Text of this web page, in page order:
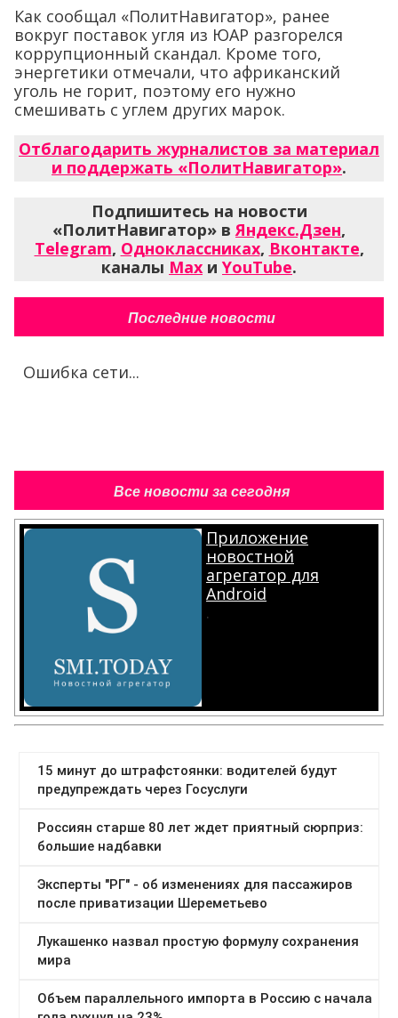
Как сообщал «ПолитНавигатор», ранее
вокруг поставок угля из ЮАР разгорелся
коррупционный скандал. Кроме того,
энергетики отмечали, что африканский
уголь не горит, поэтому его нужно
смешивать с углем других марок.
Отблагодарить журналистов за материал
и поддержать «ПолитНавигатор».
Подпишитесь на новости
«ПолитНавигатор» вЯндекс.Дзен,
Telegram, Одноклассниках, Вконтакте,
каналы Max и YouTube.
Последние новости
Ошибка сети...
Все новости за сегодня
Приложение
новостной
агрегатор для
Android
.